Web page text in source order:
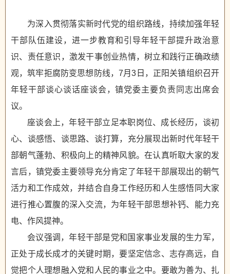
为深入贯彻落实新时代党的组织路线，持续加强年轻
干部队伍建设，进一步教育和引导年轻干部提升政治意
识、责任意识，激发干事创业热情，树立和践行正确政绩
观，筑牢拒腐防变思想防线，7月3日，正阳关镇组织召开
年轻干部谈心谈话座谈会，镇党委主要负责同志出席会
议。
座谈会上，年轻干部立足本职岗位、成长经历，谈初
心、谈感悟、谈思路、谈打算，充分展现出新时代年轻干
部朝气蓬勃、积极向上的精神风貌。在认真听取大家的发
言后，镇党委主要领导充分肯定了年轻干部展现出的朝气
活力和工作成效，并结合自身工作经历和人生感悟同大家
进行推心置腹的深入交流，为年轻干部思想补钙、能力充
电、作风提神。
会议强调，年轻干部是党和国家事业发展的生力军，
正处于成长成才的关键时期，要坚定信念、志存高远，自
觉把个人理想融入党和人民的事业之中。要敢为善为、扎